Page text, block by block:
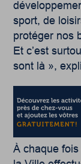
sport, de
protéger nos
Et c’est
sont là »,
À chaque